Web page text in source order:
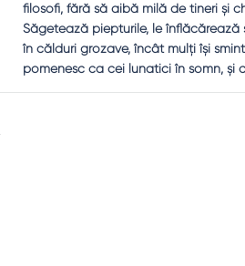
filosofi, fără să aibă milă de tineri şi
Săgetează piepturile, le
în călduri grozave, încât mulţi îşi
pomenesc ca cei lunatici în somn, şi